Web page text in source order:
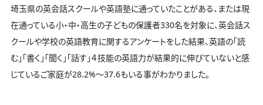
埼玉県の英会話スクールや英語塾に通っていたことがある、または現
在通っている小・中・高生の子どもの保護者330名を対象に、英会話ス
クールや学校の英語教育に関するアンケートをした結果、英語の「読
む」「書く」「聞く」「話す」４技能の英語力が結果的に伸びていないと感
じているご家庭が28.2%～37.6もいる事がわかりました。